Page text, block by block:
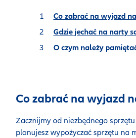
Co zabrać na wyjazd
Gdzie jechać na narty
O czym należy
Co zabrać na wyjazd
Zacznijmy od niezbędnego
planujesz wypożyczać sprzętu na